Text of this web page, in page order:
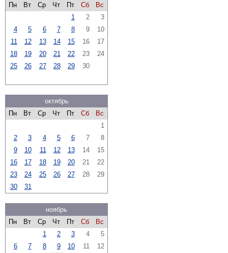
Пн
Вт Ср Чт Пт Сб
Вс
1
2
3
4
5 6 7 8 9
10
11
12 13 14 15 16
17
18
19 20 21 22 23
24
25
26 27 28 29 30
октябрь
Пн
Вт Ср Чт Пт Сб
Вс
1
2
3 4 5 6 7
8
9
10 11 12 13 14
15
16
17 18 19 20 21
22
23
24 25 26 27 28
29
30
31
ноябрь
Пн
Вт Ср Чт Пт Сб
Вс
1
2 3 4
5
6
7 8 9 10 11 12